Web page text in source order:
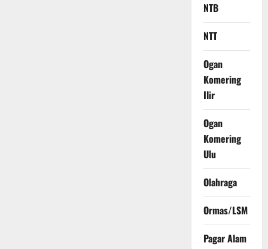
NTB
NTT
Ogan
Komering
Ilir
Ogan
Komering
Ulu
Olahraga
Ormas/LSM
Pagar Alam